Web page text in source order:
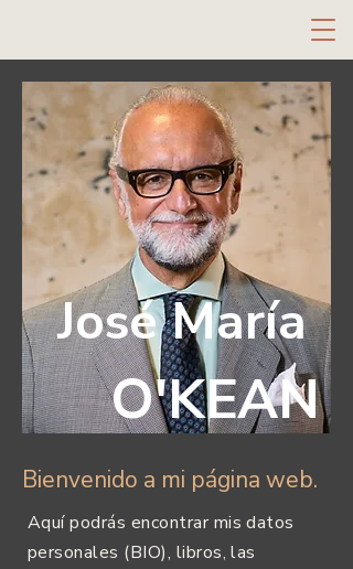
José María
O'KEAN
Bienvenido a mi página web.
Aquí podrás encontrar mis datos
personales (BIO), libros, las